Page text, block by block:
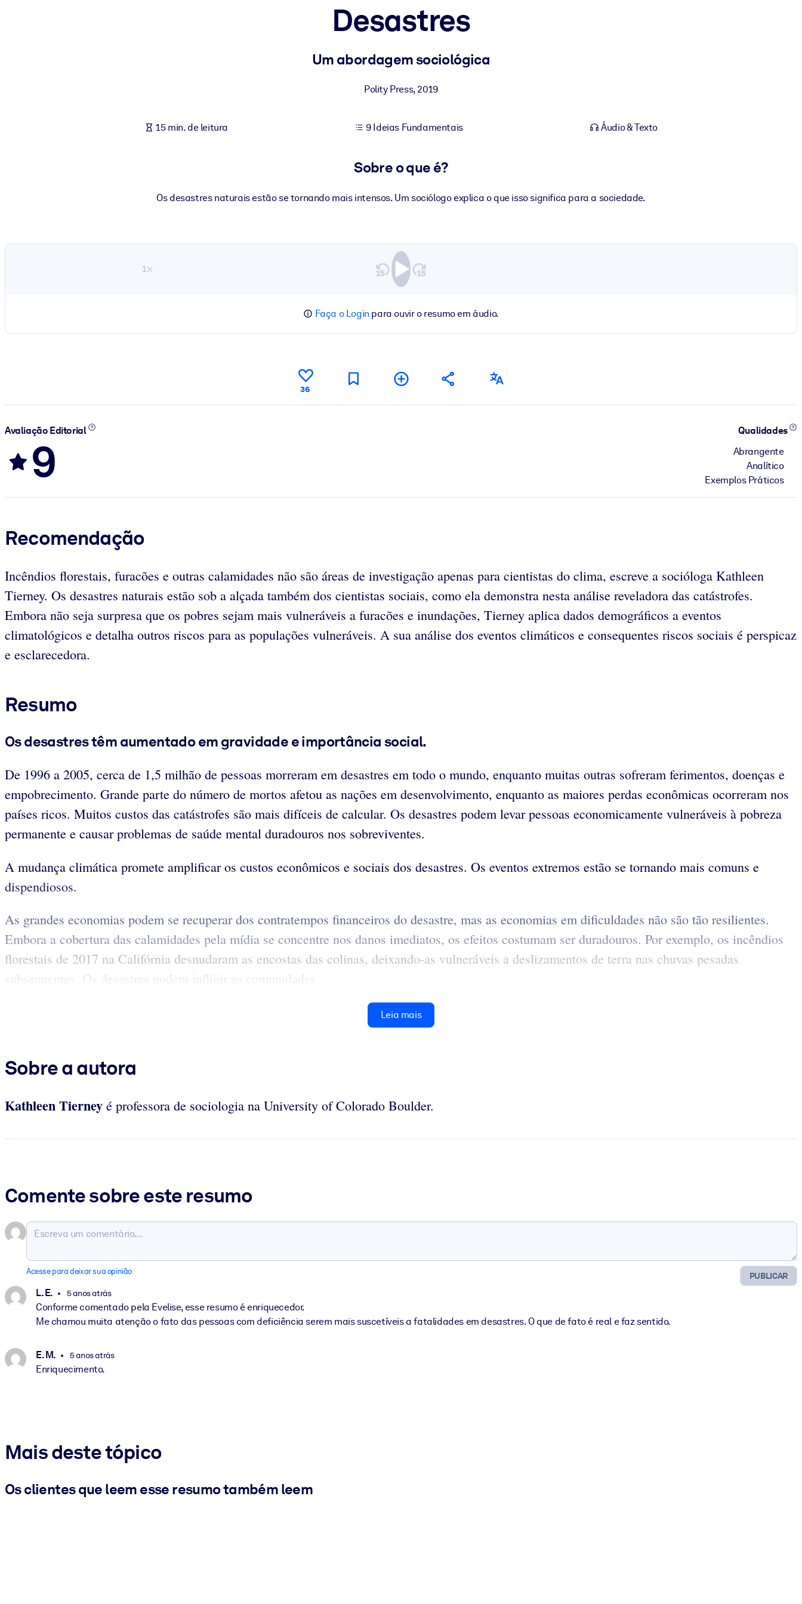
Enriqueça sua biblioteca corporativa com conhecimento de negócios confiável e pronto para uso.
Alimente seus sistemas de IA com conhecimento confiável e estruturado para melhorar os resultados.
Desastres
Um abordagem sociológica
Polity Press,2019
15 min. de leitura 9 Ideias Fundamentais Áudio & Texto
Sobre o que é?
Os desastres naturais estão se tornando mais intensos. Um sociólogo explica o que isso significa para a sociedade.
1×
Faça o Login para ouvir o resumo em áudio.
36
Avaliação Editorial
9
Qualidades
Abrangente
Analítico
Exemplos Práticos
Recomendação
Incêndios florestais, furacões e outras calamidades não são áreas de investigação apenas para cientistas do clima, escreve a socióloga Kathleen
Tierney. Os desastres naturais estão sob a alçada também dos cientistas sociais, como ela demonstra nesta análise reveladora das catástrofes.
Embora não seja surpresa que os pobres sejam mais vulneráveis a furacões e inundações, Tierney aplica dados demográficos a eventos
climatológicos e detalha outros riscos para as populações vulneráveis. A sua análise dos eventos climáticos e consequentes riscos sociais é perspicaz
e esclarecedora.
Resumo
Os desastres têm aumentado em gravidade e importância social.
De 1996 a 2005, cerca de 1,5 milhão de pessoas morreram em desastres em todo o mundo, enquanto muitas outras sofreram ferimentos, doenças e
empobrecimento. Grande parte do número de mortos afetou as nações em desenvolvimento, enquanto as maiores perdas econômicas ocorreram nos
países ricos. Muitos custos das catástrofes são mais difíceis de calcular. Os desastres podem levar pessoas economicamente vulneráveis à pobreza
permanente e causar problemas de saúde mental duradouros nos sobreviventes.
A mudança climática promete amplificar os custos econômicos e sociais dos desastres. Os eventos extremos estão se tornando mais comuns e
dispendiosos.
As grandes economias podem se recuperar dos contratempos financeiros do desastre, mas as economias em dificuldades não são tão resilientes.
Embora a cobertura das calamidades pela mídia se concentre nos danos imediatos, os efeitos costumam ser duradouros. Por exemplo, os incêndios
florestais de 2017 na Califórnia desnudaram as encostas das colinas, deixando-as vulneráveis a deslizamentos de terra nas chuvas pesadas
subsequentes. Os desastres podem infligir as comunidades...
Leia mais
Sobre a autora
Kathleen Tierney é professora de sociologia na University of Colorado Boulder.
Comente sobre este resumo
PUBLICAR
Acesse para deixar sua opinião
L. E. 5 anos atrás
Conforme comentado pela Evelise, esse resumo é enriquecedor.
Me chamou muita atenção o fato das pessoas com deficiência serem mais suscetíveis a fatalidades em desastres. O que de fato é real e faz sentido.
E. M. 5 anos atrás
Enriquecimento.
Mais deste tópico
Os clientes que leem esse resumo também leem